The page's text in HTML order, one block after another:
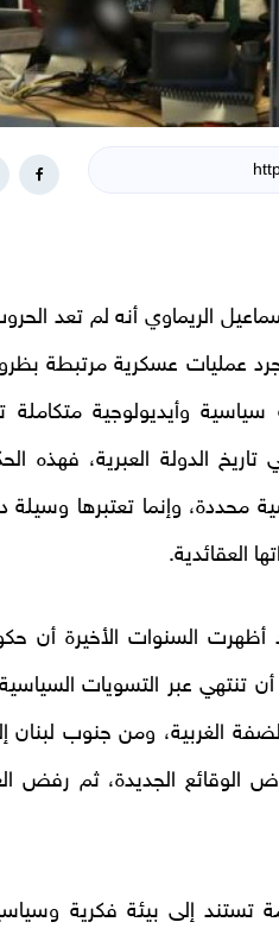
الريماوي أنه لم تعد
عمليات عسكرية مرتبطة
وأيديولوجية متكاملة
تاريخ الدولة العبرية، فهذه
محددة، وإنما تعتبرها وسيلة
العقائدية.
السنوات الأخيرة أن
أن تنتهي عبر التسويات
الغربية، ومن جنوب لبنان
الوقائع الجديدة، ثم رفض
إلى بيئة فكرية